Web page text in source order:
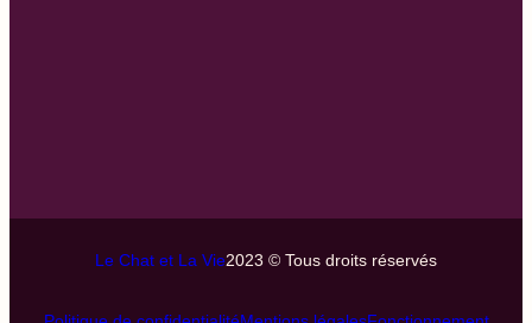
Le Chat et La Vie2023 © Tous droits réservés